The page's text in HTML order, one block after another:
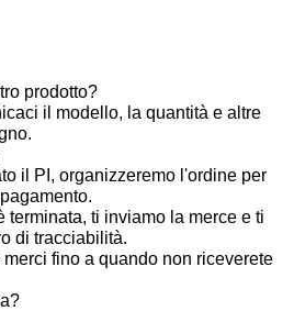
prodotto?
il modello, la quantità e altre
il PI, organizzeremo l'ordine per
terminata, ti inviamo la merce e ti
di tracciabilità.
fino a quando non riceverete